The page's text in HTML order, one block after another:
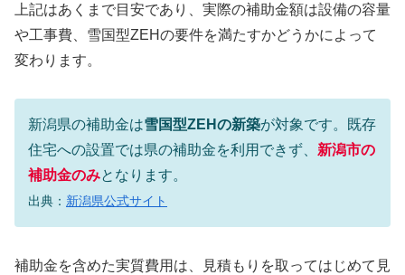
上記はあくまで目安であり、実際の補助金額は設備の容量
や工事費、雪国型ZEHの要件を満たすかどうかによって
変わります。
新潟県の補助金は雪国型ZEHの新築が対象です。既存
住宅への設置では県の補助金を利用できず、 新潟市の
補助金のみとなります。
出典： 新潟県公式サイト
補助金を含めた実質費用は、見積もりを取ってはじめて見